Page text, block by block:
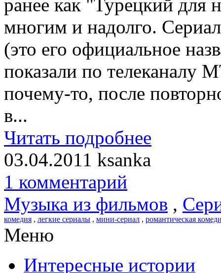
ранее как "Турецкий
многим и надолго.
(это его официальное
показали по телеканалу
почему-то, после
в...
Читать подробнее
03.04.2011 ksanka
1 комментарий
Музыка из фильмов ,
комедия , легкие сериалы , мини-сериал , романтическая
Меню
Интересные истории